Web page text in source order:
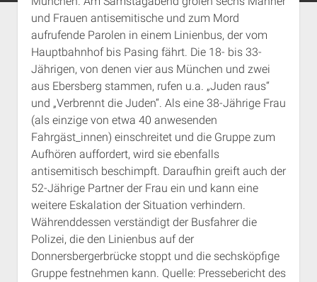
Aktuelles
Termine
open
dropdown
menu
Antifaschistische Termine im Süden
Antifaschistische Termine in München
Rechte Termine im Süden
Rechte Termine München
Chronologie
Das Archiv
open
dropdown
menu
a.i.d.a. e. V. unterstützen
Über a.i.d.a.
RSS-Feeds, Twitter & Facebook
Bibliothek
Kontakt & PGP-Key
Impressum
und Frauen antisemitische und zum Mord
aufrufende Parolen in einem Linienbus, der vom
Hauptbahnhof bis Pasing fährt. Die 18- bis 33-
Jährigen, von denen vier aus München und zwei
aus Ebersberg stammen, rufen u.a. „Juden raus“
und „Verbrennt die Juden“. Als eine 38-Jährige Frau
(als einzige von etwa 40 anwesenden
Fahrgäst_innen) einschreitet und die Gruppe zum
Aufhören auffordert, wird sie ebenfalls
antisemitisch beschimpft. Daraufhin greift auch der
52-Jährige Partner der Frau ein und kann eine
weitere Eskalation der Situation verhindern.
Währenddessen verständigt der Busfahrer die
Polizei, die den Linienbus auf der
Donnersbergerbrücke stoppt und die sechsköpfige
Gruppe festnehmen kann. Quelle: Pressebericht des